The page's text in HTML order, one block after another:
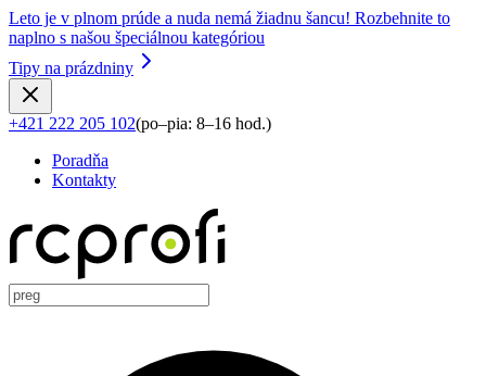
Leto je v plnom prúde a nuda nemá žiadnu šancu! Rozbehnite to
naplno s našou špeciálnou kategóriou
Tipy na prázdniny
+421 222 205 102(po–pia: 8–16 hod.)
Poradňa
Kontakty